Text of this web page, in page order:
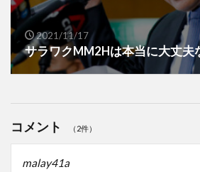
2021/11/17
サラワクMM2Hは本当に大丈夫
コメント （2件）
malay41a